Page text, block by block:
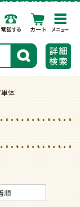
検索
体
順